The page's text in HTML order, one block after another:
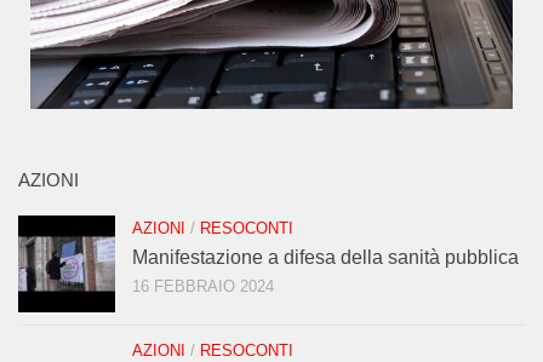
AZIONI
AZIONI / RESOCONTI
Manifestazione a difesa della sanità pubblica
16 FEBBRAIO 2024
AZIONI / RESOCONTI